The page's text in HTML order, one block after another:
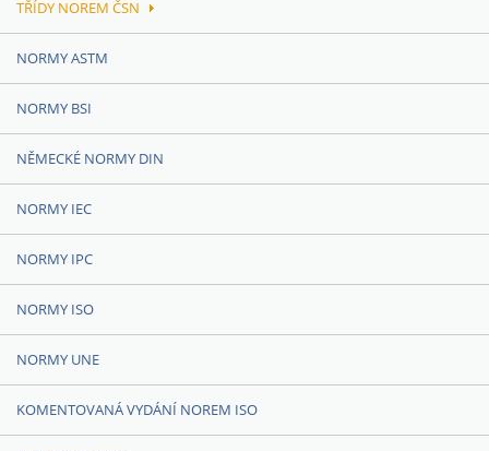
TŘÍDY NOREM ČSN
NORMY ASTM
NORMY BSI
NĚMECKÉ NORMY DIN
NORMY IEC
NORMY IPC
NORMY ISO
NORMY UNE
KOMENTOVANÁ VYDÁNÍ NOREM ISO